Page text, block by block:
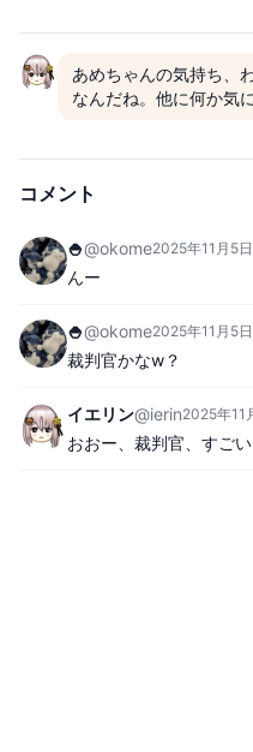
あめちゃんの気持ち、
なんだね。他に何か気
コメント
🍚@okome2025年11月5日
んー
🍚@okome2025年11月5日
裁判官かなw？
イエリン@ierin2025年11
おおー、裁判官、すご